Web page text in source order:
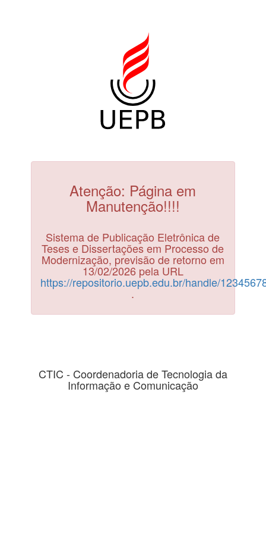
Atenção: Página em
Manutenção!!!!
Sistema de Publicação Eletrônica de
Teses e Dissertações em Processo de
Modernização, previsão de retorno em
13/02/2026 pela URL
https://repositorio.uepb.edu.br/handle/
.
CTIC - Coordenadoria de Tecnologia da
Informação e Comunicação